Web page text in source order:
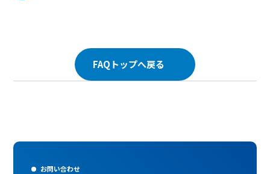
FAQトップへ戻る
お問い合わせ